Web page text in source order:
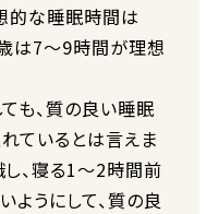
的な睡眠時間は
は7〜9時間が理想
も、質の良い睡眠
ているとは言えま
、寝る1〜2時間前
ようにして、質の良